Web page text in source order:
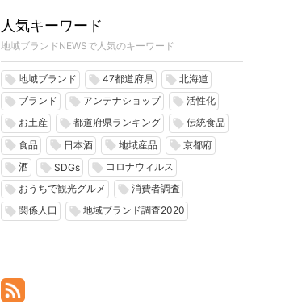
人気キーワード
地域ブランドNEWSで人気のキーワード
local_offer 地域ブランド local_offer 47都道府県 local_offer 北海道
local_offer ブランド local_offer アンテナショップ local_offer 活性化
local_offer お土産 local_offer 都道府県ランキング local_offer 伝統食品
local_offer 食品 local_offer 日本酒 local_offer 地域産品 local_offer 京都府
local_offer 酒 local_offer SDGs local_offer コロナウィルス
local_offer おうちで観光グルメ local_offer 消費者調査
local_offer 関係人口 local_offer 地域ブランド調査2020